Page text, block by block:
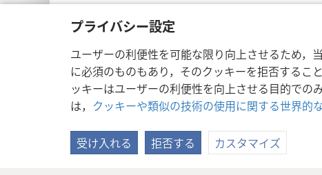
プライバシー設定
ユーザーの利便性を可能な限り向上させるため，
に必須のものもあり，そのクッキーを拒否するこ
ッキーはユーザーの利便性を向上させる目的での
は， クッキーや類似の技術の使用に関する世界的
受け入れる 拒否する カスタマイズ